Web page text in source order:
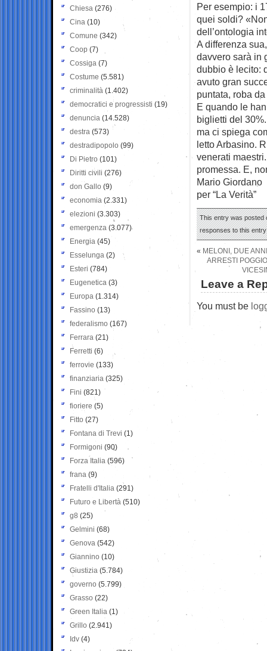
Per esempio: i
quei soldi?
dell’ontologia
A differenza
davvero sarà in
dubbio è lecito:
avuto gran
puntata, roba
E quando le
biglietti del
ma ci spiega
letto Arbasino.
venerati
promessa. E,
Mario Giordano
per “La Verità”
This entry was posted
responses to this
« MELONI, DUE
ARRESTI
Leave a
You must be
Chiesa (276)
Cina (10)
Comune (342)
Coop (7)
Cossiga (7)
Costume (5.581)
criminalità (1.402)
democratici e progressisti (19)
denuncia (14.528)
destra (573)
destradipopolo (99)
Di Pietro (101)
Diritti civili (276)
don Gallo (9)
economia (2.331)
elezioni (3.303)
emergenza (3.077)
Energia (45)
Esselunga (2)
Esteri (784)
Eugenetica (3)
Europa (1.314)
Fassino (13)
federalismo (167)
Ferrara (21)
Ferretti (6)
ferrovie (133)
finanziaria (325)
Fini (821)
fioriere (5)
Fitto (27)
Fontana di Trevi (1)
Formigoni (90)
Forza Italia (596)
frana (9)
Fratelli d'Italia (291)
Futuro e Libertà (510)
g8 (25)
Gelmini (68)
Genova (542)
Giannino (10)
Giustizia (5.784)
governo (5.799)
Grasso (22)
Green Italia (1)
Grillo (2.941)
Idv (4)